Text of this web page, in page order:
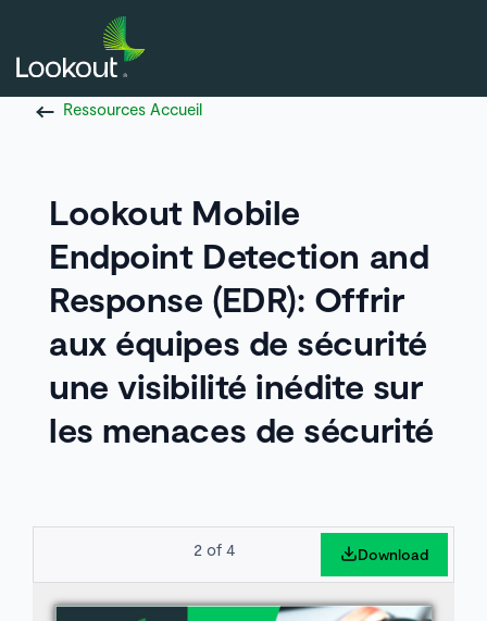
Ressources Accueil
Lookout Mobile
Endpoint Detection and
Response (EDR): Offrir
aux équipes de sécurité
une visibilité inédite sur
les menaces de sécurité
2of 4 Download